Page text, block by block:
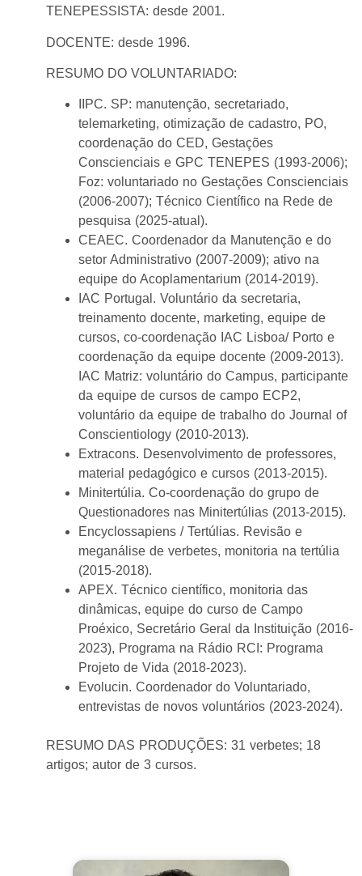
TENEPESSISTA: desde 2001.
DOCENTE: desde 1996.
RESUMO DO VOLUNTARIADO:
IIPC. SP: manutenção, secretariado,
telemarketing, otimização de cadastro, PO,
coordenação do CED, Gestações
Conscienciais e GPC TENEPES (1993-2006);
Foz: voluntariado no Gestações Conscienciais
(2006-2007); Técnico Científico na Rede de
pesquisa (2025-atual).
CEAEC. Coordenador da Manutenção e do
setor Administrativo (2007-2009); ativo na
equipe do Acoplamentarium (2014-2019).
IAC Portugal. Voluntário da secretaria,
treinamento docente, marketing, equipe de
cursos, co-coordenação IAC Lisboa/ Porto e
coordenação da equipe docente (2009-2013).
IAC Matriz: voluntário do Campus, participante
da equipe de cursos de campo ECP2,
voluntário da equipe de trabalho do Journal of
Conscientiology (2010-2013).
Extracons. Desenvolvimento de professores,
material pedagógico e cursos (2013-2015).
Minitertúlia. Co-coordenação do grupo de
Questionadores nas Minitertúlias (2013-2015).
Encyclossapiens / Tertúlias. Revisão e
meganálise de verbetes, monitoria na tertúlia
(2015-2018).
APEX. Técnico científico, monitoria das
dinâmicas, equipe do curso de Campo
Proéxico, Secretário Geral da Instituição (2016-
2023), Programa na Rádio RCI: Programa
Projeto de Vida (2018-2023).
Evolucin. Coordenador do Voluntariado,
entrevistas de novos voluntários (2023-2024).
RESUMO DAS PRODUÇÕES: 31 verbetes; 18
artigos; autor de 3 cursos.